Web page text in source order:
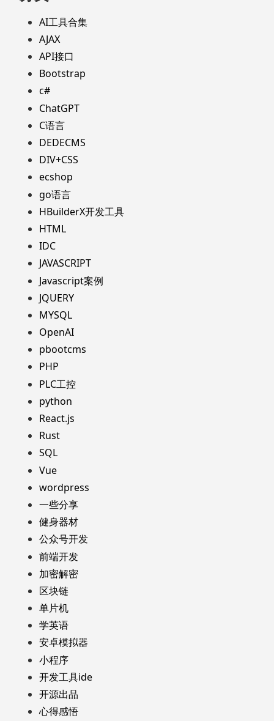
AI工具合集
AJAX
API接口
Bootstrap
c#
ChatGPT
C语言
DEDECMS
DIV+CSS
ecshop
go语言
HBuilderX开发工具
HTML
IDC
JAVASCRIPT
Javascript案例
JQUERY
MYSQL
OpenAI
pbootcms
PHP
PLC工控
python
React.js
Rust
SQL
Vue
wordpress
一些分享
健身器材
公众号开发
前端开发
加密解密
区块链
单片机
学英语
安卓模拟器
小程序
开发工具ide
开源出品
心得感悟